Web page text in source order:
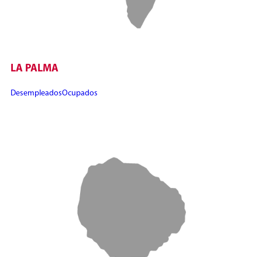
LA PALMA
DesempleadosOcupados